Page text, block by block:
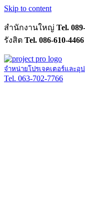
Skip to content
สำนักงานใหญ่ Tel.
รังสิต Tel. 086-610-4466
จำหน่ายโปรเจคเตอร์และอุ
Tel. 063-702-7766